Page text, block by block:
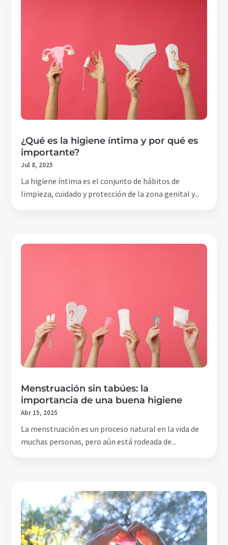
¿Qué es la higiene íntima y por qué es
importante?
Jul 8, 2025
La higiene íntima es el conjunto de hábitos de
limpieza, cuidado y protección de la zona genital y...
Menstruación sin tabúes: la
importancia de una buena higiene
Abr 15, 2025
La menstruación es un proceso natural en la vida de
muchas personas, pero aún está rodeada de...